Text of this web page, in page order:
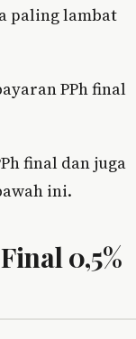
paling lambat
PPh final
final dan juga
ini.
0,5%